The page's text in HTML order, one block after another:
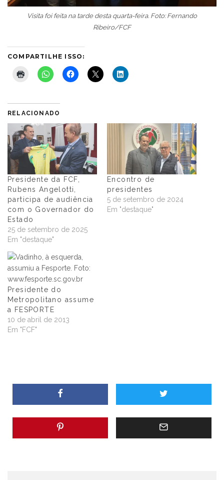
Visita foi feita na tarde desta quarta-feira. Foto: Fernando
Ribeiro/FCF
COMPARTILHE ISSO:
RELACIONADO
Presidente da FCF,
Rubens Angelotti,
participa de audiência
com o Governador do
Estado
25 de setembro de 2025
Em "destaque"
Encontro de
presidentes
5 de setembro de 2024
Em "destaque"
Presidente do
Metropolitano assume
a FESPORTE
10 de abril de 2013
Em "FCF"